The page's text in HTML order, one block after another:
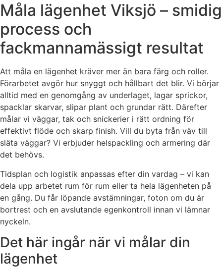
Måla lägenhet Viksjö – smidig
process och
fackmannamässigt resultat
Att måla en lägenhet kräver mer än bara färg och roller.
Förarbetet avgör hur snyggt och hållbart det blir. Vi börjar
alltid med en genomgång av underlaget, lagar sprickor,
spacklar skarvar, slipar plant och grundar rätt. Därefter
målar vi väggar, tak och snickerier i rätt ordning för
effektivt flöde och skarp finish. Vill du byta från väv till
släta väggar? Vi erbjuder helspackling och armering där
det behövs.
Tidsplan och logistik anpassas efter din vardag – vi kan
dela upp arbetet rum för rum eller ta hela lägenheten på
en gång. Du får löpande avstämningar, foton om du är
bortrest och en avslutande egenkontroll innan vi lämnar
nyckeln.
Det här ingår när vi målar din
lägenhet